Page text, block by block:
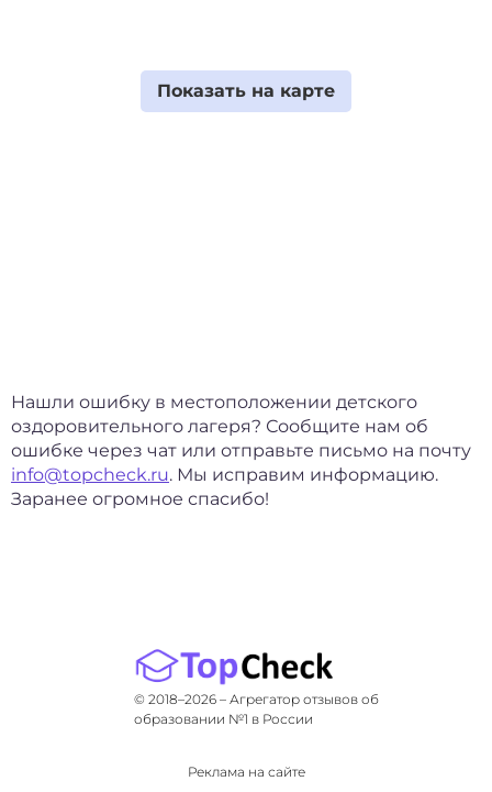
Нашли ошибку в местоположении детского
оздоровительного лагеря? Сообщите нам об
ошибке через чат или отправьте письмо на почту
info@topcheck.ru. Мы исправим информацию.
Заранее огромное спасибо!
© 2018–2026 – Агрегатор отзывов об
образовании №1 в России
Реклама на сайте